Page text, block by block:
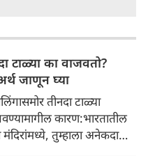
टाळ्या का वाजवतो?
जाणून घ्या
तीनदा टाळ्या
कारण:भारतातील
मंदिरांमध्ये, तुम्हाला अनेकदा